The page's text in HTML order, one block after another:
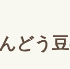
どう